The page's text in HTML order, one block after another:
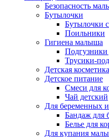
Безопасность
Бутылочки
Бутылочки
Поильники
Гигиена малыша
Подгузники
Трусики-
Детская косметика
Детское питание
Смеси для
Чай детский
Для беременных
Бандаж для
Белье для
Для купания